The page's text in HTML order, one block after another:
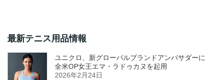
最新テニス用品情報
ユニクロ、新グローバルブランドアンバサダーに
全米OP女王エマ・ラドゥカヌを起用
2026年2月24日